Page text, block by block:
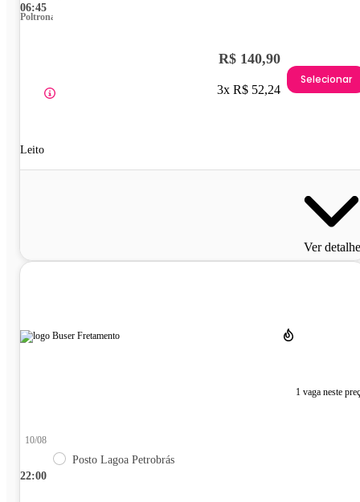
06:45
Poltrona
Leito
R$ 140,90
3x R$ 52,24
Selecionar
Ver
1 vaga neste
22:00
10/08
Posto Lagoa Petrobrás